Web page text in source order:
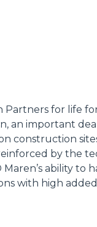
Partners for life
an important
construction
by the
ability
with high